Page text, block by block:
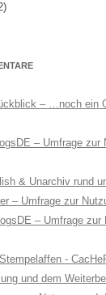
– …noch ein
– Umfrage zur
& Unarchiv rund
– Umfrage zur
– Umfrage zur
-
und dem